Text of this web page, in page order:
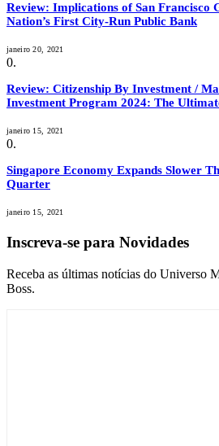
Review: Implications of San Francisco
Nation’s First City-Run Public Bank
janeiro 20, 2021
Review: Citizenship By Investment /
Investment Program 2024: The
janeiro 15, 2021
Singapore Economy Expands Slower
Quarter
janeiro 15, 2021
Inscreva-se para Novidades
Receba as últimas notícias do Universo
Boss.